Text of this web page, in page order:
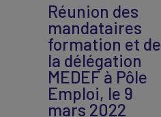
Réunion des
mandataires
formation et de
la délégation
MEDEF à Pôle
Emploi, le 9
mars 2022